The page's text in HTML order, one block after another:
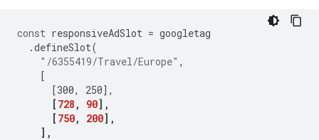
const responsiveAdSlot = googletag
.defineSlot(
"/6355419/Travel/Europe" ,
[
[300, 250],
[ 728 , 90],
[ 750, 200],
],